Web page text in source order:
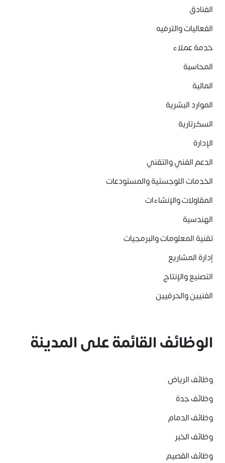
الفنادق
الفعاليات والترفيه
خدمة عملاء
المحاسبة
المالية
الموارد البشرية
السكرتارية
الإدارة
الدعم الفني والتقني
الخدمات اللوجستية والمستودعات
المقاولات والإنشاءات
الهندسية
تقنية المعلومات والبرمجيات
إدارة المشاريع
التصنيع والإنتاج
الفنيين والحرفيين
الوظائف القائمة على المدينة
وظائف الرياض
وظائف جدة
وظائف الدمام
وظائف الخبر
وظائف القصيم